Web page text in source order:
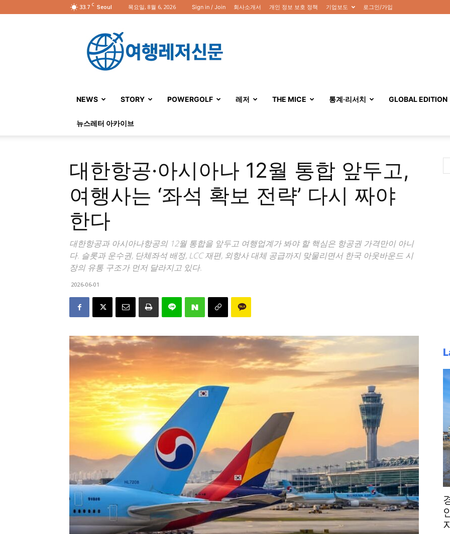
33.7 C Seoul 목요일, 8월 6, 2026 Sign in / Join 회사소개서 개인 정보 보호 정책 기업보도 로그인/가입
행
레
NEWS
STORY POWERGOLF 레저 THE MICE 통계·리서치 GLOBAL EDITION
뉴스레터 아카이브
대한항공·아시아나 12월 통합 앞두고,
여행사는 ‘좌석 확보 전략’ 다시 짜야
한다
대한항공과 아시아나항공의 12월 통합을 앞두고 여행업계가 봐야 할 핵심은 항공권 가격만이 아니
다. 슬롯과 운수권, 단체좌석 배정, LCC 재편, 외항사 대체 공급까지 맞물리면서 한국 아웃바운드 시
장의 유통 구조가 먼저 달라지고 있다.
2026-06-01